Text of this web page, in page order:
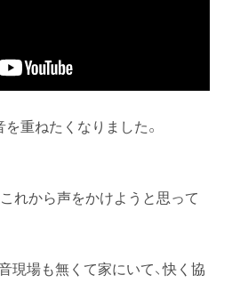
重ねたくなりました。
れから声をかけようと思って
現場も無くて家にいて、快く協